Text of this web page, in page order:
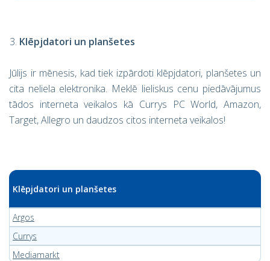
Klēpjdatori un planšetes
Jūlijs ir mēnesis, kad tiek izpārdoti klēpjdatori, planšetes un
cita neliela elektronika. Meklē lieliskus cenu piedāvājumus
tādos interneta veikalos kā Currys PC World, Amazon,
Target, Allegro un daudzos citos interneta veikalos!
Klēpjdatori un planšetes
Argos
Currys
Mediamarkt